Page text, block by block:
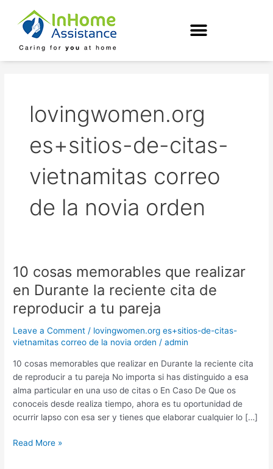
content
lovingwomen.org
es+sitios-de-citas-
vietnamitas correo
de la novia orden
10 cosas memorables que realizar
en Durante la reciente cita de
reproducir a tu pareja
Leave a Comment / lovingwomen.org es+sitios-de-citas-
vietnamitas correo de la novia orden /admin
10 cosas memorables que realizar en Durante la reciente cita
de reproducir a tu pareja No importa si has distinguido a esa
alma particular en una uso de citas o En Caso De Que os
conoceis desde realiza tiempo, ahora es tu oportunidad de
ocurrir lapso con esa ser y tienes que elaborar cualquier lo […]
10
cosas
memorables
que
en
la
reciente
cita
de
reproducir
tu
Read More »